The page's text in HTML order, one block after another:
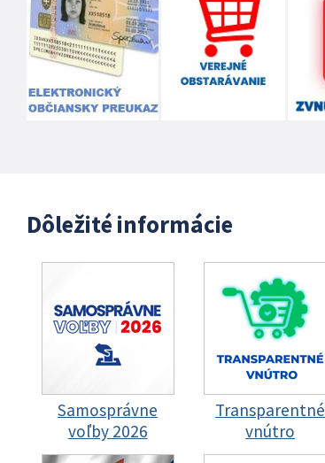
Dôležité informácie
Samosprávne
voľby 2026
Transparentné
vnútro